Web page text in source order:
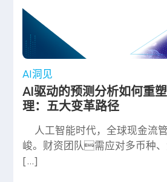
AI洞见
AI驱动的预测分析如何重
理：五大变革路径
人工智能时代，全球现金流
峻。财资团队需应对多币种
[…]